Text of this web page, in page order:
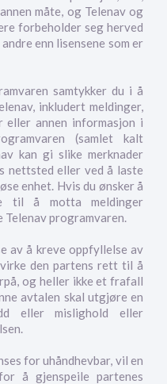
måte, og Telenav og
forbeholder seg herved
enn lisensene som er
samtykker du i å
inkludert meldinger,
eller annen informasjon i
(samlet kalt
kan gi slike merknader
nettsted eller ved å laste
enhet. Hvis du ønsker å
til å motta meldinger
Telenav programvaren.
av å kreve oppfyllelse av
den partens rett til å
og heller ikke et frafall
avtalen skal utgjøre en
eller mislighold eller
for uhåndhevbar, vil en
å gjenspeile partenes